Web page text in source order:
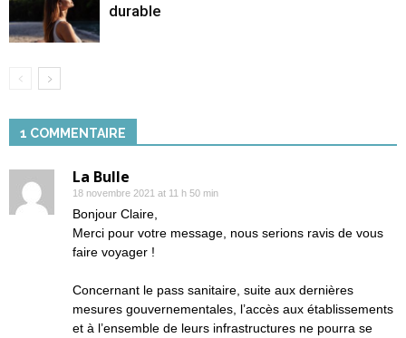
durable
1 COMMENTAIRE
La Bulle
18 novembre 2021 at 11 h 50 min
Bonjour Claire,
Merci pour votre message, nous serions ravis de vous
faire voyager !
Concernant le pass sanitaire, suite aux dernières
mesures gouvernementales, l’accès aux établissements
et à l’ensemble de leurs infrastructures ne pourra se